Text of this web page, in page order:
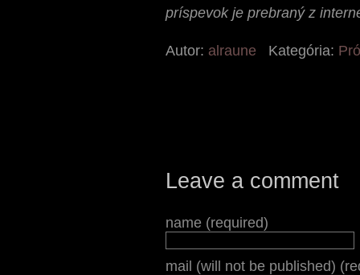
príspevok je prebraný z
Autor: alraune Kategória:
Leave a comment
name (required)
mail (will not be published)